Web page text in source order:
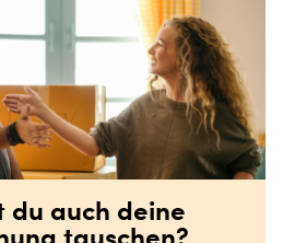
du auch deine
tauschen?